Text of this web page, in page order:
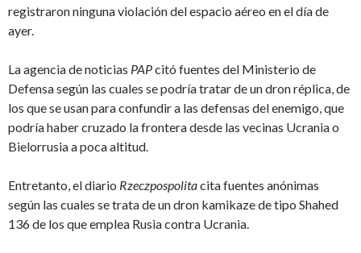
registraron ninguna violación del espacio aéreo en el día de
ayer.
La agencia de noticias PAPcitó fuentes del Ministerio de
Defensa según las cuales se podría tratar de un dron réplica, de
los que se usan para confundir a las defensas del enemigo, que
podría haber cruzado la frontera desde las vecinas Ucrania o
Bielorrusia a poca altitud.
Entretanto, el diario Rzeczpospolitacita fuentes anónimas
según las cuales se trata de un dron kamikaze de tipo Shahed
136 de los que emplea Rusia contra Ucrania.